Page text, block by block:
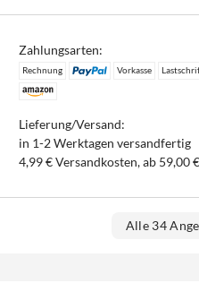
Zahlungsarten:
Rechnung Vorkasse
Lieferung/Versand:
in 1-2 Werktagen versandfertig
4,99 € Versandkosten, ab 59,00
Alle 34